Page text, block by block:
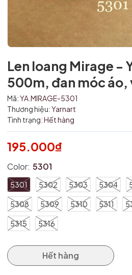
Len loang Mirage -
500m, đan móc áo,
Mã:YA.MIRAGE-5301
Thương hiệu:Yarnart
Tình trạng:Hết hàng
195.000₫
Color: 5301
5301 5302 5303 5304
5308 5309 5310 5311
5315 5316
Hết hàng
Mã giảm giá:
Điều kiện: